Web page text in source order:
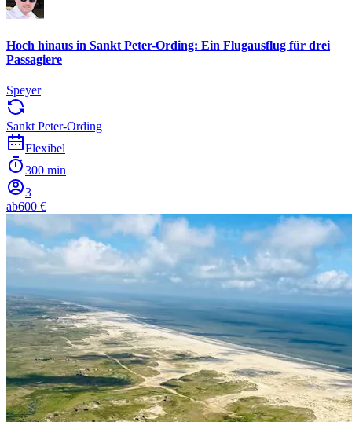
Hoch hinaus in Sankt Peter-Ording: Ein Flugausflug für drei
Passagiere
Speyer
Sankt Peter-Ording
Flexibel
300 min
3
ab600 €